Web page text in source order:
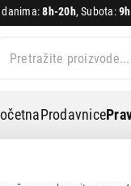
danima:8h-20h, Subota:
Prodavnice
Soundbar